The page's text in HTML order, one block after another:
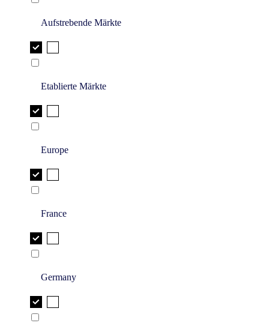
Aufstrebende Märkte
Etablierte Märkte
Europe
France
Germany